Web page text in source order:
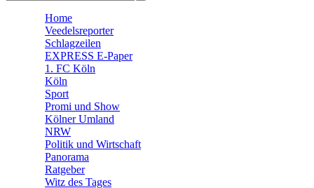
🛒 Shoppingwelt
Home
Veedelsreporter
Schlagzeilen
EXPRESS E-Paper
1. FC Köln
Köln
Sport
Promi und Show
Kölner Umland
NRW
Politik und Wirtschaft
Panorama
Ratgeber
Witz des Tages